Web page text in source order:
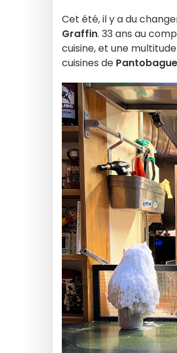
Cet été, il y a du
Graffin. 33 ans au
cuisine, et une
cuisines de